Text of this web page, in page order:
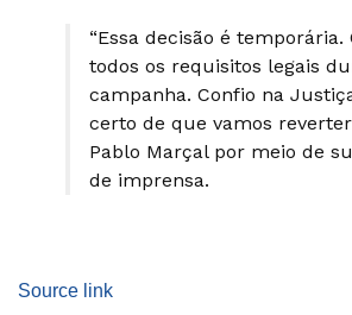
“Essa decisão é
todos os requisitos legais
campanha. Confio na
certo de que vamos
Pablo Marçal por meio de
de imprensa.
Source link